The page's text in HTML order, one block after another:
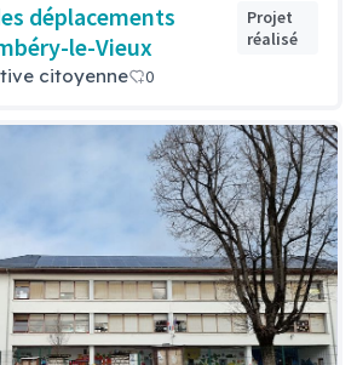
déplacements
le-Vieux
Projet
réalisé
citoyenne 0